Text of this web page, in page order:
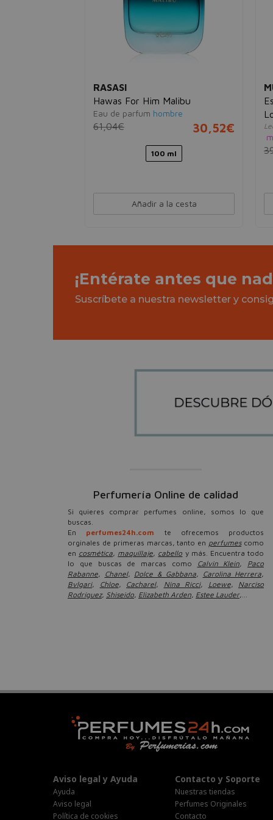
RASASI
Hawas For Him Malibu
Eau de parfum hombre
61,04€ 30,52€
100 ml
Añadir a la cesta
¡Entérate antes que
Suscríbete a nuestra newsletter y
Perfumería Online de calidad
Si quieres comprar perfumes online, somos lo que
buscas.
En perfumes24h.com te ofrecemos productos
orginales de primeras marcas, tanto en perfumescomo
en cosmética, maquillaje, cabello y más. Encuentra todo
lo que buscas de marcas como Calvin Klein, Paco
Rabanne, Chanel, Dolce & Gabbana, Carolina Herrera,
Bvlgari, Chloe, Cacharel, Nina Ricci, Loewe, Narciso
Rodríguez, Shiseido, Elizabeth Arden, Estee Lauder,...
Aviso legal y Ayuda
Ayuda
Aviso legal
Política de cookies
Contacto y Soporte
Nuestras tiendas
Perfumes Originales
Contacto